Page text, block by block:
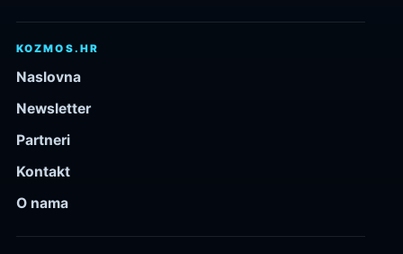
KOZMOS.HR
Naslovna
Newsletter
Partneri
Kontakt
O nama